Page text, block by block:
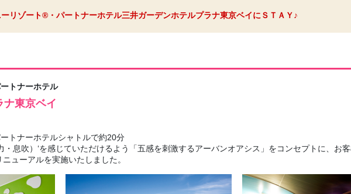
リゾート®・パートナーホテル三井ガーデンホテルプラナ東京ベイにＳＴＡＹ♪
トナーホテル
ナ東京ベイ
トナーホテルシャトルで約20分
・息吹）‘を感じていただけるよう「五感を刺激するアーバンオアシス」をコンセプトに、お
ューアルを実施いたしました。